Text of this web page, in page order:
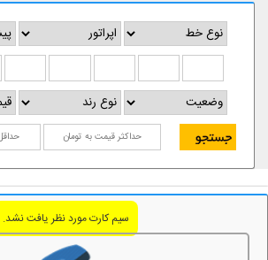
سیم کارت مورد نظر یافت نشد.